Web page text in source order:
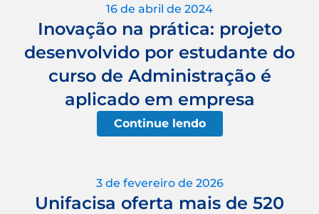
16 de abril de 2024
Inovação na prática: projeto
desenvolvido por estudante do
curso de Administração é
aplicado em empresa
Continue lendo
3 de fevereiro de 2026
Unifacisa oferta mais de 520